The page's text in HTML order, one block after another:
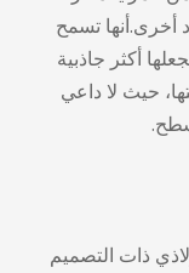
أخرى.أنها تسمح
أكثر جاذبية
حيث لا داعي
ذات التصميم